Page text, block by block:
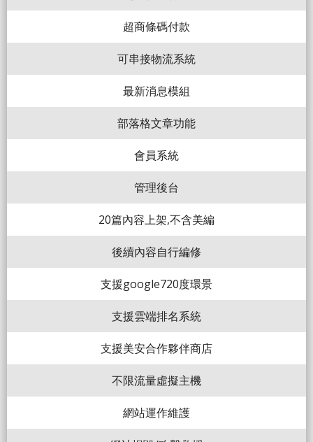
超商條碼付款
可串接物流系統
最新消息模組
部落格文章功能
會員系統
管理後台
20篇內容上架,不含美編
後續內容自行編修
支援google720度環景
支援雲端排名系統
支援美安合作夥伴商店
不限流量虛擬主機
網站運作維護